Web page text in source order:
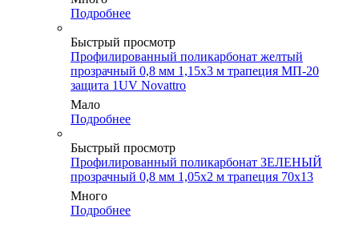
Подробнее
Быстрый просмотр
Профилированный поликарбонат желтый
прозрачный 0,8 мм 1,15х3 м трапеция МП-20
защита 1UV Novattro
Мало
Подробнее
Быстрый просмотр
Профилированный поликарбонат ЗЕЛЕНЫЙ
прозрачный 0,8 мм 1,05х2 м трапеция 70х13
Много
Подробнее